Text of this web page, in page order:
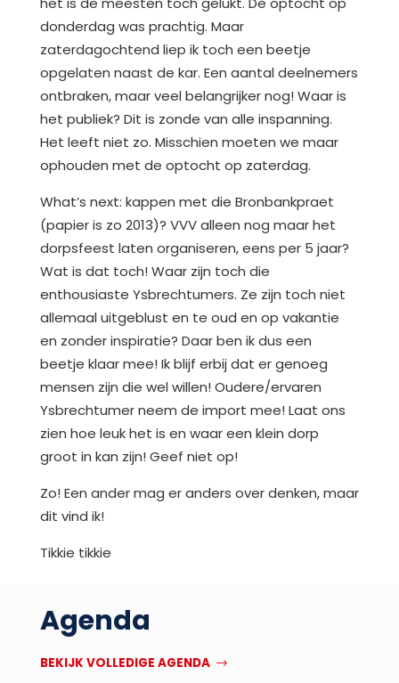
donderdag was prachtig. Maar
zaterdagochtend liep ik toch een beetje
opgelaten naast de kar. Een aantal deelnemers
ontbraken, maar veel belangrijker nog! Waar is
het publiek? Dit is zonde van alle inspanning.
Het leeft niet zo. Misschien moeten we maar
ophouden met de optocht op zaterdag.
What’s next: kappen met die Bronbankpraet
(papier is zo 2013)? VVV alleen nog maar het
dorpsfeest laten organiseren, eens per 5 jaar?
Wat is dat toch! Waar zijn toch die
enthousiaste Ysbrechtumers. Ze zijn toch niet
allemaal uitgeblust en te oud en op vakantie
en zonder inspiratie? Daar ben ik dus een
beetje klaar mee! Ik blijf erbij dat er genoeg
mensen zijn die wel willen! Oudere/ervaren
Ysbrechtumer neem de import mee! Laat ons
zien hoe leuk het is en waar een klein dorp
groot in kan zijn! Geef niet op!
Zo! Een ander mag er anders over denken, maar
dit vind ik!
Tikkie tikkie
Agenda
BEKIJK VOLLEDIGE AGENDA